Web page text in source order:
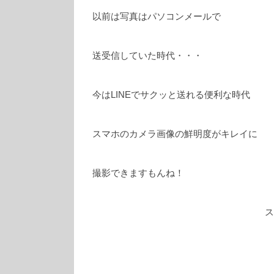
以前は写真はパソコンメールで
送受信していた時代・・・
今はLINEでサクッと送れる便利な時代
スマホのカメラ画像の鮮明度がキレイに
撮影できますもんね！